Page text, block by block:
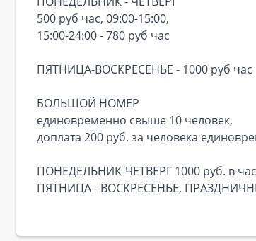
500 руб час, 09:00-15:00,
15:00-24:00 - 780 руб час
ПЯТНИЦА-ВОСКРЕСЕНЬЕ - 1000 руб час
БОЛЬШОЙ НОМЕР
единовременно свыше 10 человек,
доплата 200 руб. за человека
ПОНЕДЕЛЬНИК-ЧЕТВЕРГ 1000 руб. в час
ПЯТНИЦА - ВОСКРЕСЕНЬЕ,